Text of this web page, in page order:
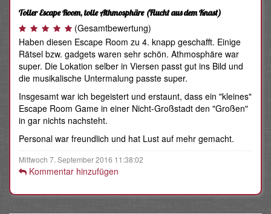
Toller Escape Room, tolle Athmosphäre(Flucht aus dem Knast)
(Gesamtbewertung)
Haben diesen Escape Room zu 4. knapp geschafft. Einige
Rätsel bzw. gadgets waren sehr schön. Athmosphäre war
super. Die Lokation selber in Viersen passt gut ins Bild und
die musikalische Untermalung passte super.
Insgesamt war ich begeistert und erstaunt, dass ein "kleines"
Escape Room Game in einer Nicht-Großstadt den "Großen"
in gar nichts nachsteht.
Personal war freundlich und hat Lust auf mehr gemacht.
Mittwoch 7. September 2016 11:38:02
Kommentar hinzufügen